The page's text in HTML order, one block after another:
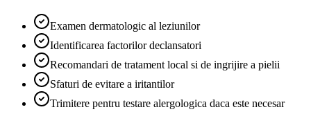
Examen dermatologic al leziunilor
Identificarea factorilor declansatori
Recomandari de tratament local si de ingrijire a pielii
Sfaturi de evitare a iritantilor
Trimitere pentru testare alergologica daca este necesar